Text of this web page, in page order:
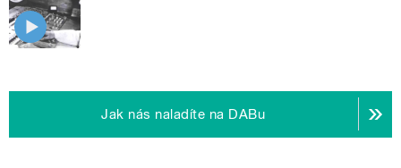
Jak nás naladíte na DABu